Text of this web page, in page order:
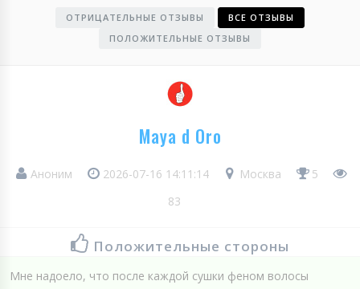
ОТРИЦАТЕЛЬНЫЕ ОТЗЫВЫ
ВСЕ ОТЗЫВЫ
ПОЛОЖИТЕЛЬНЫЕ ОТЗЫВЫ
Maya d Oro
Аноним 2026-07-16 14:11:14 Москва
5
83
Положительные стороны
Мне надоело, что после каждой сушки феном волосы